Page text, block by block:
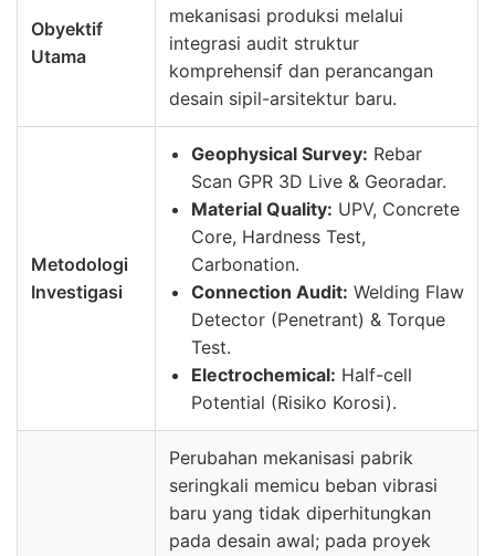
Obyektif
Utama
mekanisasi produksi melalui
integrasi audit struktur
komprehensif dan perancangan
desain sipil-arsitektur baru.
Metodologi
Investigasi
Geophysical Survey: Rebar
Scan GPR 3D Live & Georadar.
Material Quality: UPV, Concrete
Core, Hardness Test,
Carbonation.
Connection Audit: Welding Flaw
Detector (Penetrant) & Torque
Test.
Electrochemical: Half-cell
Potential (Risiko Korosi).
Perubahan mekanisasi pabrik
seringkali memicu beban vibrasi
baru yang tidak diperhitungkan
pada desain awal; pada proyek